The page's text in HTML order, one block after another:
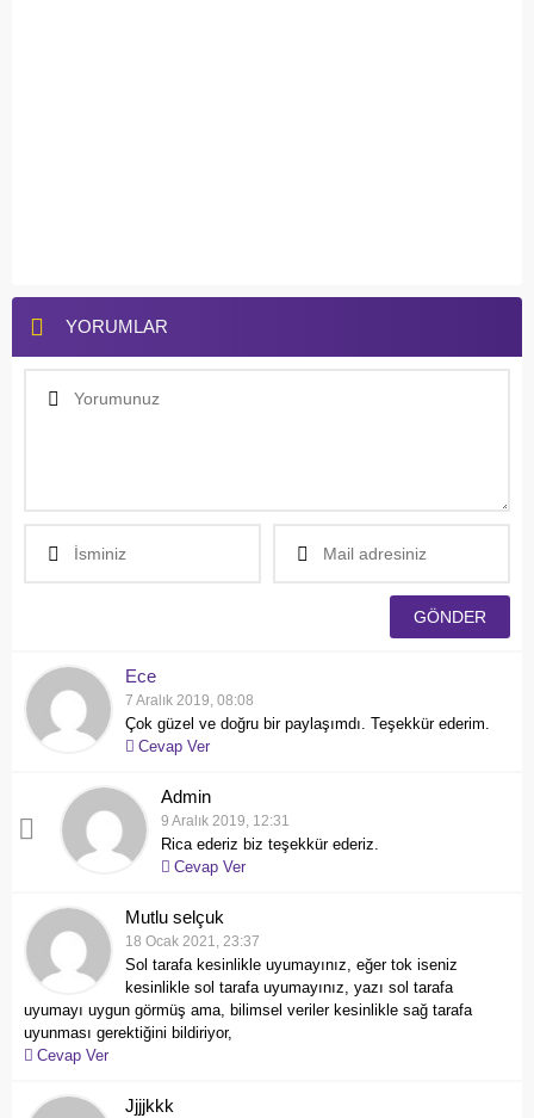
YORUMLAR
Ece
7 Aralık 2019, 08:08
Çok güzel ve doğru bir paylaşımdı. Teşekkür ederim.
Cevap Ver
Admin
9 Aralık 2019, 12:31
Rica ederiz biz teşekkür ederiz.
Cevap Ver
Mutlu selçuk
18 Ocak 2021, 23:37
Sol tarafa kesinlikle uyumayınız, eğer tok iseniz
kesinlikle sol tarafa uyumayınız, yazı sol tarafa
uyumayı uygun görmüş ama, bilimsel veriler kesinlikle sağ tarafa
uyunması gerektiğini bildiriyor,
Cevap Ver
Jjjjkkk